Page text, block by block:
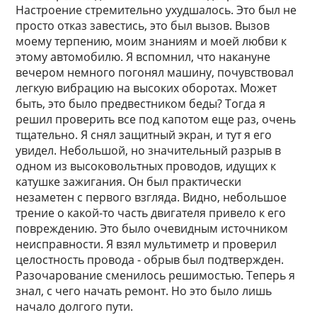
Настроение стремительно ухудшалось. Это был не
просто отказ завестись, это был вызов. Вызов
моему терпению, моим знаниям и моей любви к
этому автомобилю. Я вспомнил, что накануне
вечером немного погонял машину, почувствовал
легкую вибрацию на высоких оборотах. Может
быть, это было предвестником беды? Тогда я
решил проверить все под капотом еще раз, очень
тщательно. Я снял защитный экран, и тут я его
увидел. Небольшой, но значительный разрыв в
одном из высоковольтных проводов, идущих к
катушке зажигания. Он был практически
незаметен с первого взгляда. Видно, небольшое
трение о какой-то часть двигателя привело к его
повреждению. Это было очевидным источником
неисправности. Я взял мультиметр и проверил
целостность провода - обрыв был подтвержден.
Разочарование сменилось решимостью. Теперь я
знал, с чего начать ремонт. Но это было лишь
начало долгого пути.